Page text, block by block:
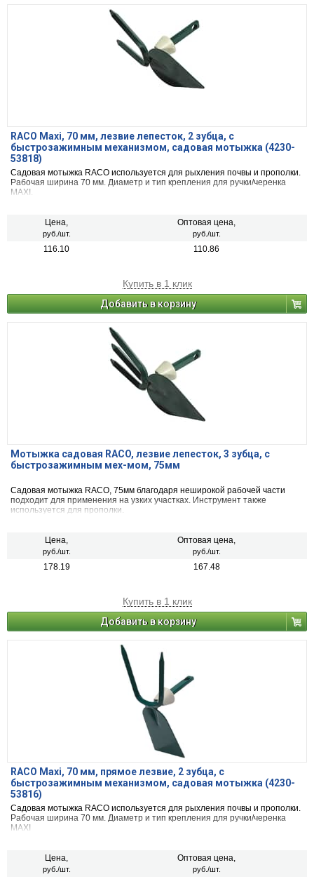
RACO Maxi, 70 мм, лезвие лепесток, 2 зубца, с
быстрозажимным механизмом, садовая мотыжка (4230-
53818)
Садовая мотыжка RACO используется для рыхления почвы и прополки.
Рабочая ширина 70 мм. Диаметр и тип крепления для ручки/черенка
MAXI.
Цена,
руб./шт.
Оптовая цена,
руб./шт.
116.10 110.86
Купить в 1 клик
Добавить в корзину
Мотыжка садовая RACO, лезвие лепесток, 3 зубца, с
быстрозажимным мех-мом, 75мм
Садовая мотыжка RACO, 75мм благодаря неширокой рабочей части
подходит для применения на узких участках. Инструмент также
используется для прополки.
Цена,
руб./шт.
Оптовая цена,
руб./шт.
178.19 167.48
Купить в 1 клик
Добавить в корзину
RACO Maxi, 70 мм, прямое лезвие, 2 зубца, с
быстрозажимным механизмом, садовая мотыжка (4230-
53816)
Садовая мотыжка RACO используется для рыхления почвы и прополки.
Рабочая ширина 70 мм. Диаметр и тип крепления для ручки/черенка
MAXI
Цена,
руб./шт.
Оптовая цена,
руб./шт.